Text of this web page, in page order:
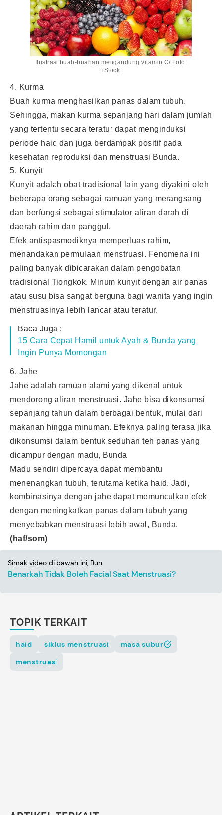
Ilustrasi buah-buahan mengandung vitamin C/ Foto:
iStock
4. Kurma
Buah kurma menghasilkan panas dalam tubuh.
Sehingga, makan kurma sepanjang hari dalam jumlah
yang tertentu secara teratur dapat menginduksi
periode haid dan juga berdampak positif pada
kesehatan reproduksi dan menstruasi Bunda.
5. Kunyit
Kunyit adalah obat tradisional lain yang diyakini oleh
beberapa orang sebagai ramuan yang merangsang
dan berfungsi sebagai stimulator aliran darah di
daerah rahim dan panggul.
Efek antispasmodiknya memperluas rahim,
menandakan permulaan menstruasi. Fenomena ini
paling banyak dibicarakan dalam pengobatan
tradisional Tiongkok. Minum kunyit dengan air panas
atau susu bisa sangat berguna bagi wanita yang ingin
menstruasinya lebih lancar atau teratur.
Baca Juga :
15 Cara Cepat Hamil untuk Ayah & Bunda yang
Ingin Punya Momongan
6. Jahe
Jahe adalah ramuan alami yang dikenal untuk
mendorong aliran menstruasi. Jahe bisa dikonsumsi
sepanjang tahun dalam berbagai bentuk, mulai dari
makanan hingga minuman. Efeknya paling terasa jika
dikonsumsi dalam bentuk seduhan teh panas yang
dicampur dengan madu, Bunda
Madu sendiri dipercaya dapat membantu
menenangkan tubuh, terutama ketika haid. Jadi,
kombinasinya dengan jahe dapat memunculkan efek
dengan meningkatkan panas dalam tubuh yang
menyebabkan menstruasi lebih awal, Bunda.
(haf/som)
Simak video di bawah ini, Bun:
Benarkah Tidak Boleh Facial Saat Menstruasi?
TOPIK TERKAIT
haid siklus menstruasi
masa subur
menstruasi